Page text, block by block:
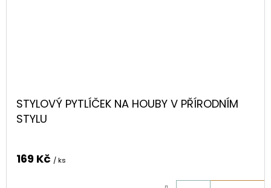
STYLOVÝ PYTLÍČEK NA HOUBY V PŘÍRODNÍM
STYLU
169 Kč / ks